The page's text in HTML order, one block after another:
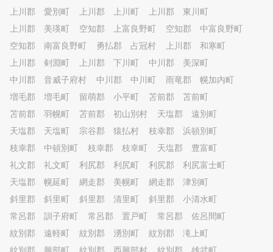
上川郡 愛別町
上川郡 上川町
上川郡 東川町
上川郡 美瑛町
空知郡 上富良野町
空知郡 中富良野町
空知郡 南富良野町
勇払郡 占冠村
上川郡 和寒町
上川郡 剣淵町
上川郡 下川町
中川郡 美深町
中川郡 音威子府村
中川郡 中川町
雨竜郡 幌加内町
増毛郡 増毛町
留萌郡 小平町
苫前郡 苫前町
苫前郡 羽幌町
苫前郡 初山別村
天塩郡 遠別町
天塩郡 天塩町
宗谷郡 猿払村
枝幸郡 浜頓別町
枝幸郡 中頓別町
枝幸郡 枝幸町
天塩郡 豊富町
礼文郡 礼文町
利尻郡 利尻町
利尻郡 利尻富士町
天塩郡 幌延町
網走郡 美幌町
網走郡 津別町
斜里郡 斜里町
斜里郡 清里町
斜里郡 小清水町
常呂郡 訓子府町
常呂郡 置戸町
常呂郡 佐呂間町
紋別郡 遠軽町
紋別郡 湧別町
紋別郡 滝上町